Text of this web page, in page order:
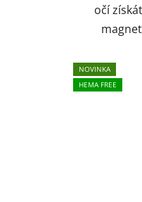
očí
NOVINKA
HEMA FREE